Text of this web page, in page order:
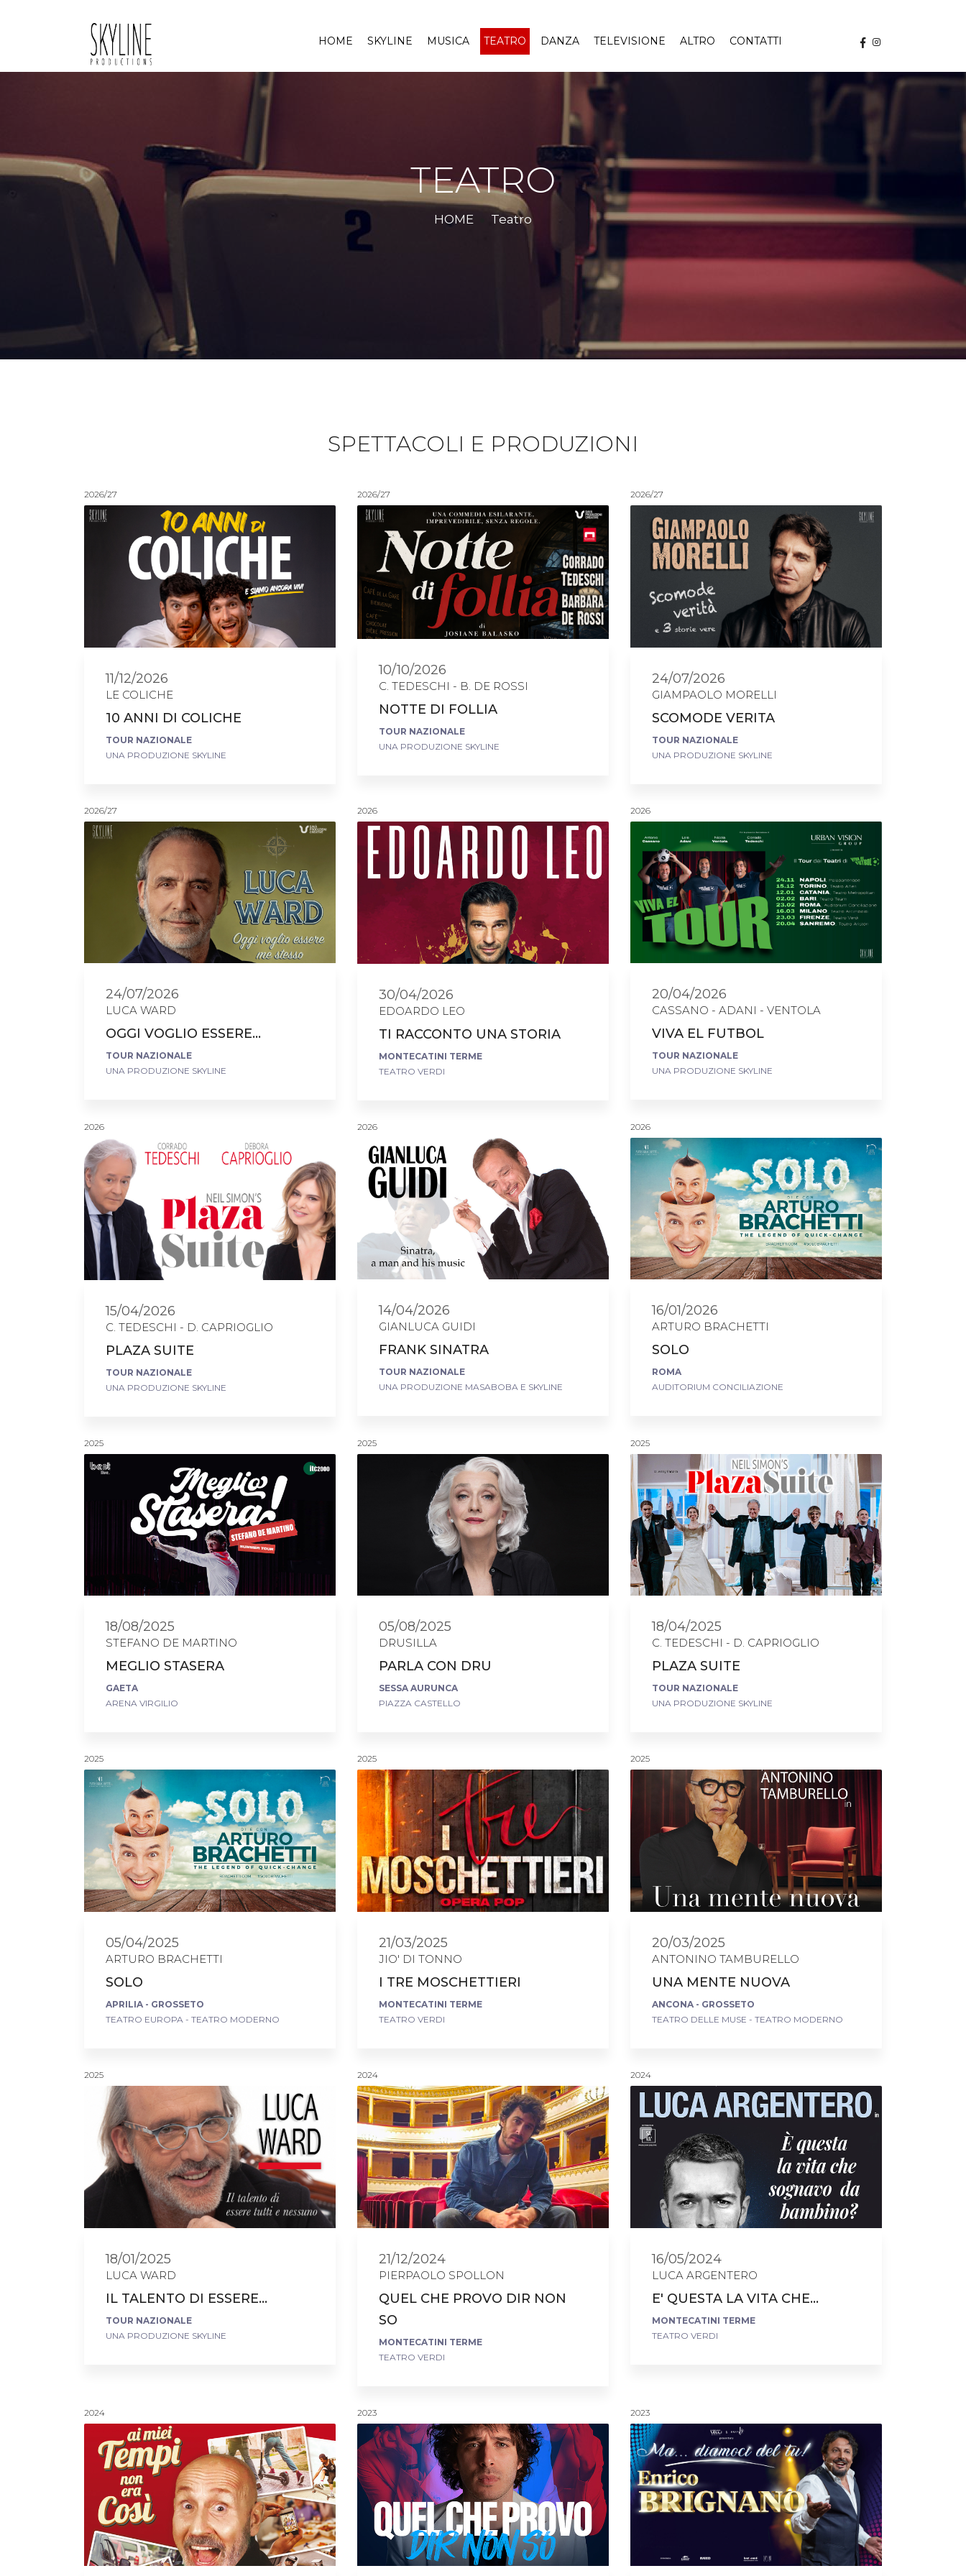
HOME SKYLINE MUSICA TEATRO DANZA TELEVISIONE ALTRO CONTATTI
TEATRO
HOME Teatro
SPETTACOLI E PRODUZIONI
2026/27
11/12/2026
LE COLICHE
10 ANNI DI COLICHE
TOUR NAZIONALE
UNA PRODUZIONE SKYLINE
2026/27
10/10/2026
C. TEDESCHI - B. DE ROSSI
NOTTE DI FOLLIA
TOUR NAZIONALE
UNA PRODUZIONE SKYLINE
2026/27
24/07/2026
GIAMPAOLO MORELLI
SCOMODE VERITA
TOUR NAZIONALE
UNA PRODUZIONE SKYLINE
2026/27
24/07/2026
LUCA WARD
OGGI VOGLIO ESSERE...
TOUR NAZIONALE
UNA PRODUZIONE SKYLINE
2026
30/04/2026
EDOARDO LEO
TI RACCONTO UNA STORIA
MONTECATINI TERME
TEATRO VERDI
2026
20/04/2026
CASSANO - ADANI - VENTOLA
VIVA EL FUTBOL
TOUR NAZIONALE
UNA PRODUZIONE SKYLINE
2026
15/04/2026
C. TEDESCHI - D. CAPRIOGLIO
PLAZA SUITE
TOUR NAZIONALE
UNA PRODUZIONE SKYLINE
2026
14/04/2026
GIANLUCA GUIDI
FRANK SINATRA
TOUR NAZIONALE
UNA PRODUZIONE MASABOBA E SKYLINE
2026
16/01/2026
ARTURO BRACHETTI
SOLO
ROMA
AUDITORIUM CONCILIAZIONE
2025
18/08/2025
STEFANO DE MARTINO
MEGLIO STASERA
GAETA
ARENA VIRGILIO
2025
05/08/2025
DRUSILLA
PARLA CON DRU
SESSA AURUNCA
PIAZZA CASTELLO
2025
18/04/2025
C. TEDESCHI - D. CAPRIOGLIO
PLAZA SUITE
TOUR NAZIONALE
UNA PRODUZIONE SKYLINE
2025
05/04/2025
ARTURO BRACHETTI
SOLO
APRILIA - GROSSETO
TEATRO EUROPA - TEATRO MODERNO
2025
21/03/2025
JIO' DI TONNO
I TRE MOSCHETTIERI
MONTECATINI TERME
TEATRO VERDI
2025
20/03/2025
ANTONINO TAMBURELLO
UNA MENTE NUOVA
ANCONA - GROSSETO
TEATRO DELLE MUSE - TEATRO MODERNO
2025
18/01/2025
LUCA WARD
IL TALENTO DI ESSERE...
TOUR NAZIONALE
UNA PRODUZIONE SKYLINE
2024
21/12/2024
PIERPAOLO SPOLLON
QUEL CHE PROVO DIR NON
SO
MONTECATINI TERME
TEATRO VERDI
2024
16/05/2024
LUCA ARGENTERO
E' QUESTA LA VITA CHE...
MONTECATINI TERME
TEATRO VERDI
2024 2023 2023